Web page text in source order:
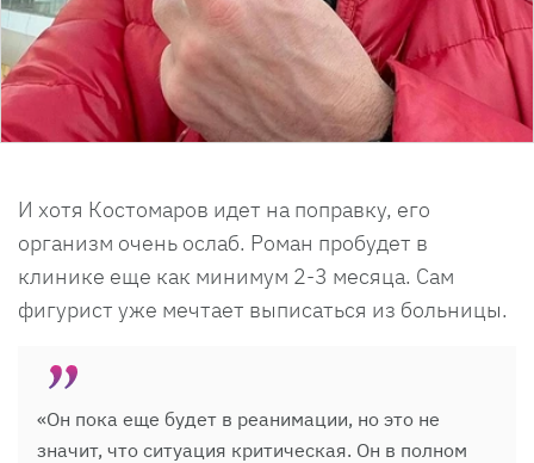
И хотя Костомаров идет на поправку, его
организм очень ослаб. Роман пробудет в
клинике еще как минимум 2-3 месяца. Сам
фигурист уже мечтает выписаться из больницы.
«Он пока еще будет в реанимации, но это не
значит, что ситуация критическая. Он в полном